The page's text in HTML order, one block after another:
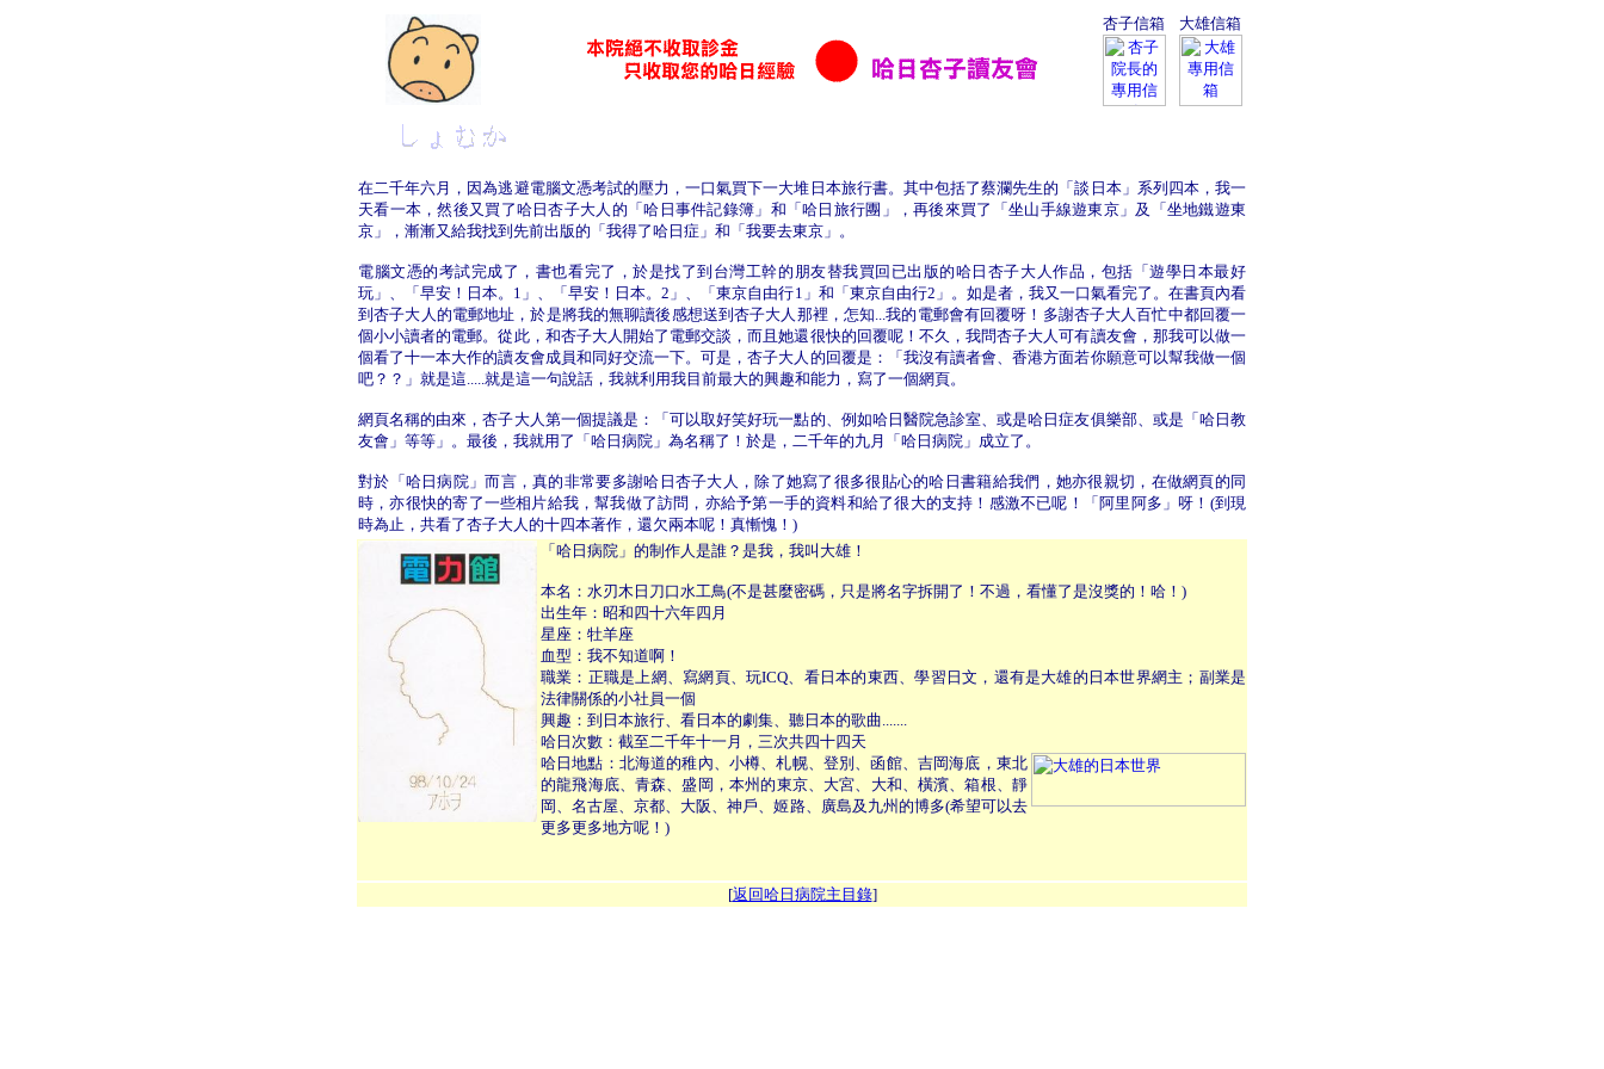
杏子信箱 大雄信箱
在二千年六月，因為逃避電腦文憑考試的壓力，一口氣買下一大堆日本旅行書。其中包括了蔡瀾先生的「談日本」系列四本，我一
天看一本，然後又買了哈日杏子大人的「哈日事件記錄簿」和「哈日旅行團」，再後來買了「坐山手線遊東京」及「坐地鐵遊東
京」，漸漸又給我找到先前出版的「我得了哈日症」和「我要去東京」。
電腦文憑的考試完成了，書也看完了，於是找了到台灣工幹的朋友替我買回已出版的哈日杏子大人作品，包括「遊學日本最好
玩」、「早安！日本。1」、「早安！日本。2」、「東京自由行1」和「東京自由行2」。如是者，我又一口氣看完了。在書頁內看
到杏子大人的電郵地址，於是將我的無聊讀後感想送到杏子大人那裡，怎知...我的電郵會有回覆呀！多謝杏子大人百忙中都回覆一
個小小讀者的電郵。從此，和杏子大人開始了電郵交談，而且她還很快的回覆呢！不久，我問杏子大人可有讀友會，那我可以做一
個看了十一本大作的讀友會成員和同好交流一下。可是，杏子大人的回覆是：「我沒有讀者會、香港方面若你願意可以幫我做一個
吧？？」就是這.....就是這一句說話，我就利用我目前最大的興趣和能力，寫了一個網頁。
網頁名稱的由來，杏子大人第一個提議是：「可以取好笑好玩一點的、例如哈日醫院急診室、或是哈日症友俱樂部、或是「哈日教
友會」等等」。最後，我就用了「哈日病院」為名稱了！於是，二千年的九月「哈日病院」成立了。
對於「哈日病院」而言，真的非常要多謝哈日杏子大人，除了她寫了很多很貼心的哈日書籍給我們，她亦很親切，在做網頁的同
時，亦很快的寄了一些相片給我，幫我做了訪問，亦給予第一手的資料和給了很大的支持！感激不已呢！「阿里阿多」呀！(到現
時為止，共看了杏子大人的十四本著作，還欠兩本呢！真慚愧！)
「哈日病院」的制作人是誰？是我，我叫大雄！
本名：水刃木日刀口水工鳥(不是甚麼密碼，只是將名字拆開了！不過，看懂了是沒獎的！哈！)
出生年：昭和四十六年四月
星座：牡羊座
血型：我不知道啊！
職業：正職是上網、寫網頁、玩ICQ、看日本的東西、學習日文，還有是大雄的日本世界網主；副業是
法律關係的小社員一個
興趣：到日本旅行、看日本的劇集、聽日本的歌曲.......
哈日次數：截至二千年十一月，三次共四十四天
哈日地點：北海道的稚內、小樽、札幌、登別、函館、吉岡海底，東北
的龍飛海底、青森、盛岡，本州的東京、大宮、大和、橫濱、箱根、靜
岡、名古屋、京都、大阪、神戶、姬路、廣島及九州的博多(希望可以去
更多更多地方呢！)
[返回哈日病院主目錄]